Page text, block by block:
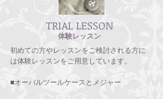
TRIAL LESSON
体験レッスン
初めての方やレッスンをご検討される方に
は体験レッスンをご用意しています。
■オーバルツールケースとメジャー